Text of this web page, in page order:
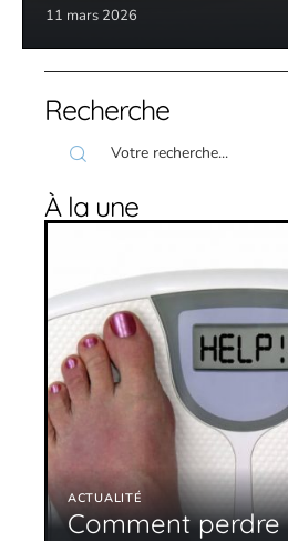
11 mars 2026
Recherche
À la une
ACTUALITÉ
Comment perdre